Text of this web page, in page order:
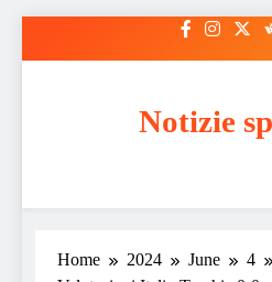
Notizie
Home 2024 June
4